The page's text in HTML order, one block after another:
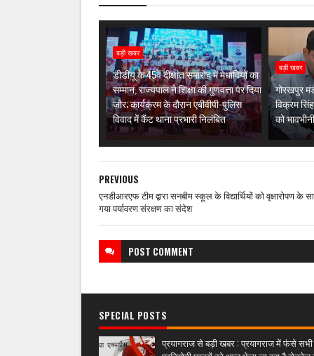
बड़ी खबर
डीडीयू के 45वें दीक्षांत समारोह में मेधावियों का
सम्मान, राज्यपाल ने शिक्षा की गुणवत्ता पर दिया
जोर; कार्यक्रम के दौरान एबीवीपी-पुलिस
विवाद में कैंट थाना प्रभारी निलंबित
बड़ी खबर
गोरखपुर
विक्रम
को
PREVIOUS
एनडीआरएफ टीम द्वारा सनबीम स्कूल के विद्यार्थियों को वृक्षारोपण के
गया पर्यावरण संरक्षण का संदेश
POST COMMENT
SPECIAL POSTS
प्रयागराज से बड़ी खबर : प्रयागराज में फंसे सभी